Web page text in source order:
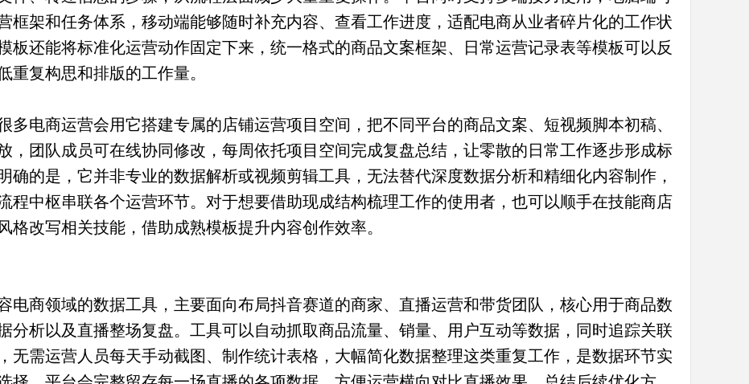
框架和任务体系，移动端能够随时补充内容、查看工作进度，适配电商从业者碎片化的工作状
板还能将标准化运营动作固定下来，统一格式的商品文案框架、日常运营记录表等模板可以反
重复构思和排版的工作量。
多电商运营会用它搭建专属的店铺运营项目空间，把不同平台的商品文案、短视频脚本初稿、
，团队成员可在线协同修改，每周依托项目空间完成复盘总结，让零散的日常工作逐步形成标
确的是，它并非专业的数据解析或视频剪辑工具，无法替代深度数据分析和精细化内容制作，
程中枢串联各个运营环节。对于想要借助现成结构梳理工作的使用者，也可以顺手在技能商店
格改写相关技能，借助成熟模板提升内容创作效率。
电商领域的数据工具，主要面向布局抖音赛道的商家、直播运营和带货团队，核心用于商品数
分析以及直播整场复盘。工具可以自动抓取商品流量、销量、用户互动等数据，同时追踪关联
无需运营人员每天手动截图、制作统计表格，大幅简化数据整理这类重复工作，是数据环节实